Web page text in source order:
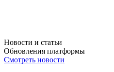
Новости и статьи
Обновления платформы
Смотреть новости